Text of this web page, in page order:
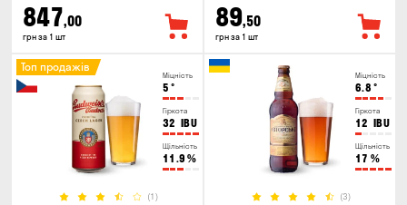
847,00
грн за 1 шт
89,50
грн за 1 шт
Міцність
5 °
Гіркота
32 IBU
Щільність
11.9 %
(1)
Топ продажів
Міцність
6.8 °
Гіркота
12 IBU
Щільність
17 %
(3)